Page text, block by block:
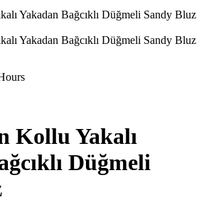
Kollu Yakalı
Düğmeli